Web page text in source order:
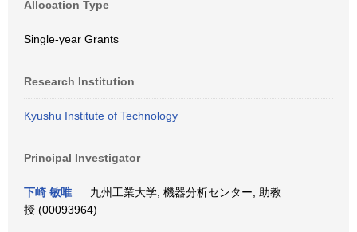
Allocation Type
Single-year Grants
Research Institution
Kyushu Institute of Technology
Principal Investigator
下崎 敏唯
九州工業大学, 機器分析センター, 助教
授 (00093964)